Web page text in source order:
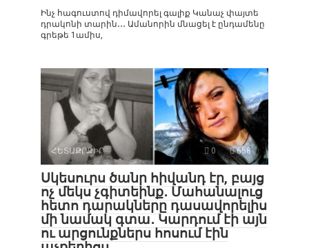
Ինչ հագուստով դիմավորել գալիք Կանաչ փայտե
դրակոնի տարին․․․ Ամանորին մնացել է ընդամենը
գրեթե 1ամիս,
ՀԵՏԱՔՐՔԻՐ 0 658
Սկեսուրս ծանր հիվանդ էր, բայց
ոչ մեկս չգիտեինք․ Մահանալուց
հետո դարակները դասավորելիս
մի նամակ գտա․ Կարդում էի այն
ու արցունքներս հոսում էին